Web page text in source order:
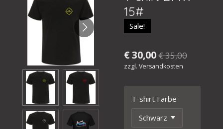
15#
Sale!
€ 30,00€ 35,00
zzgl. Versandkosten
T-shirt Farbe